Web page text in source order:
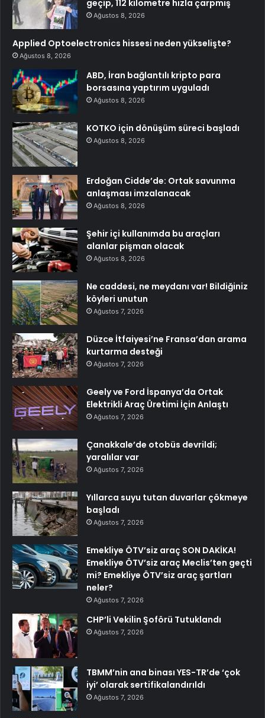
geçip, 112 kilometre hızla çarpmış
Ağustos 8, 2026
Applied Optoelectronics hissesi neden yükselişte?
Ağustos 8, 2026
ABD, İran bağlantılı kripto para
borsasına yaptırım uyguladı
Ağustos 8, 2026
KOTKO için dönüşüm süreci başladı
Ağustos 8, 2026
Erdoğan Cidde’de: Ortak savunma
anlaşması imzalanacak
Ağustos 8, 2026
Şehir içi kullanımda bu araçları
alanlar pişman olacak
Ağustos 8, 2026
Ne caddesi, ne meydanı var! Bildiğiniz
köyleri unutun
Ağustos 7, 2026
Düzce İtfaiyesi’ne Fransa’dan arama
kurtarma desteği
Ağustos 7, 2026
Geely ve Ford İspanya’da Ortak
Elektrikli Araç Üretimi İçin Anlaştı
Ağustos 7, 2026
Çanakkale’de otobüs devrildi;
yaralılar var
Ağustos 7, 2026
Yıllarca suyu tutan duvarlar çökmeye
başladı
Ağustos 7, 2026
Emekliye ÖTV’siz araç SON DAKİKA!
Emekliye ÖTV’siz araç Meclis’ten geçti
mi? Emekliye ÖTV’siz araç şartları
neler?
Ağustos 7, 2026
CHP’li Vekilin Şoförü Tutuklandı
Ağustos 7, 2026
TBMM’nin ana binası YES-TR’de ‘çok
iyi’ olarak sertifikalandırıldı
Ağustos 7, 2026